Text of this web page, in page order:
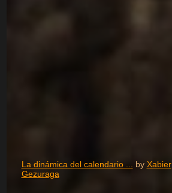
La dinámica del calendario ... by Xabier
Gezuraga